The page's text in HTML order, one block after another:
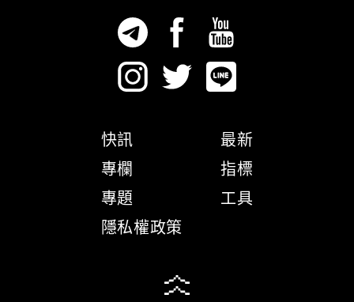
快訊
專欄
專題
隱私權政策
最新
指標
工具